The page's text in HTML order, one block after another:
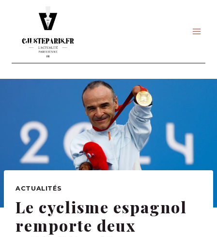
ACTUALITÉS
Le cyclisme espagnol
remporte deux